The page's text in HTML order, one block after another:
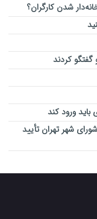
شدن کارگران؟
گفتگو کردند
ورود کند
شورای شهر تهران تأیید